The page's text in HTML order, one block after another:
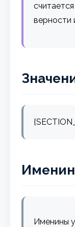
верности
Именины